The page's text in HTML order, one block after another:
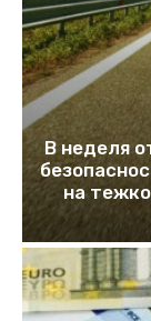
В неделя
на